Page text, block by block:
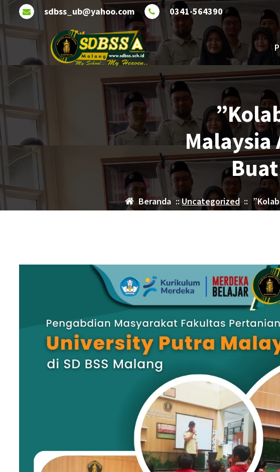
Lewati
sdbss_ub@yahoo.com 0341-564390
Malaysia
Beranda ::Uncategorized::